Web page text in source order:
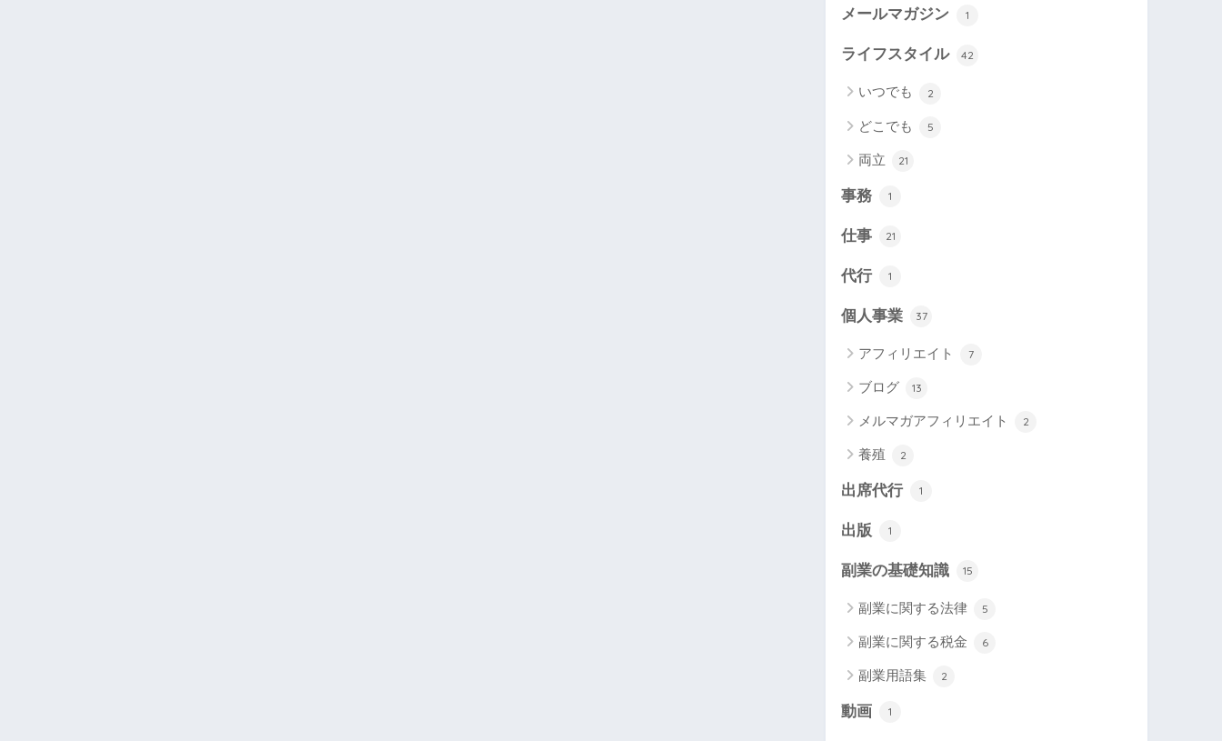
メールマガジン 1
ライフスタイル 42
いつでも 2
どこでも 5
両立 21
事務 1
仕事 21
代行 1
個人事業 37
アフィリエイト 7
ブログ 13
メルマガアフィリエイト 2
養殖 2
出席代行 1
出版 1
副業の基礎知識 15
副業に関する法律 5
副業に関する税金 6
副業用語集 2
動画 1